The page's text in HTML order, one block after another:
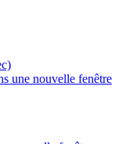
une nouvelle fenêtre